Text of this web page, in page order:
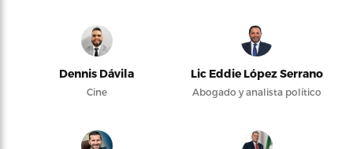
Dennis Dávila
Cine
Lic Eddie López Serrano
Abogado y analista político